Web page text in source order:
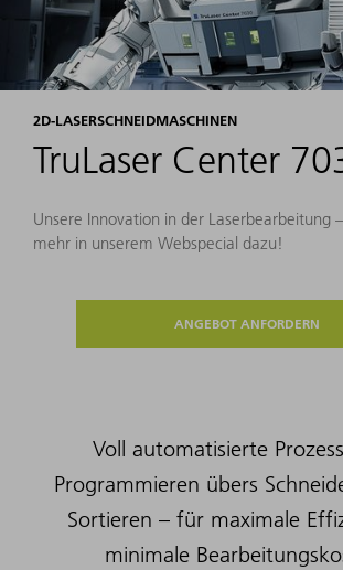
2D-LASERSCHNEIDMASCHINEN
TruLaser Center
Unsere Innovation in der Laserbearbeitung
mehr in unserem Webspecial dazu!
ANGEBOT ANFORDERN
Voll automatisierte
Programmieren übers
Sortieren – für maximale
minimale